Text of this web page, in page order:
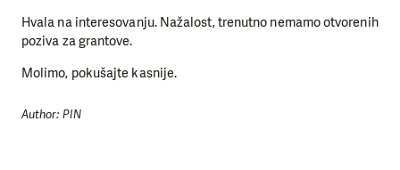
Hvala na interesovanju. Nažalost, trenutno nemamo otvorenih
poziva za grantove.
Molimo, pokušajte kasnije.
Author: PIN